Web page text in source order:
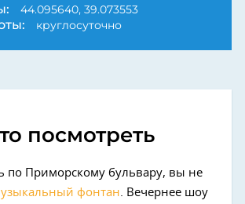
44.095640, 39.073553
круглосуточно
посмотреть
по Приморскому бульвару, вы не
фонтан . Вечернее шоу